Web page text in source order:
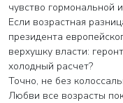
чувство гормональной
Если возрастная
президента
верхушку власти:
холодный расчет?
Точно, не без
Любви все возрасты